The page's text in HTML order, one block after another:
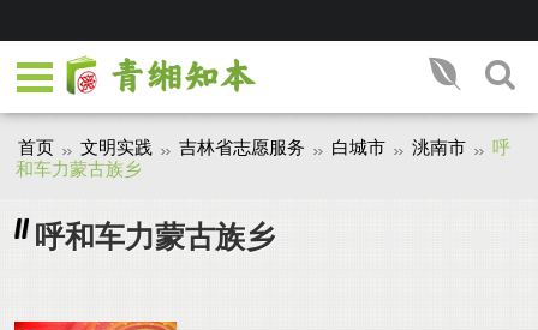
首页 文明实践 吉林省志愿服务 白城市 洮南市
呼
和车力蒙古族乡
呼和车力蒙古族乡